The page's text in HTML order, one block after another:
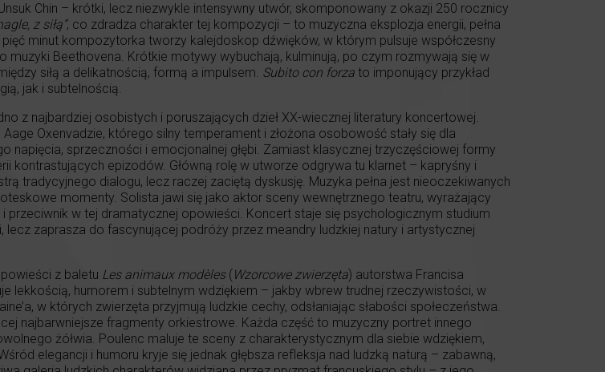
Chin – krótki, lecz niezwykle intensywny utwór, skomponowany z okazji 250 rocznicy
z siłą”, co zdradza charakter tej kompozycji – to muzyczna eksplozja energii, pełna
minut kompozytorka tworzy kalejdoskop dźwięków, w którym pulsuje współczesny
Beethovena. Krótkie motywy wybuchają, kulminują, po czym rozmywają się w
siłą a delikatnością, formą a impulsem. Subito con forza to imponujący przykład
jak i subtelnością.
z najbardziej osobistych i poruszających dzieł XX-wiecznej literatury koncertowej.
Oxenvadzie, którego silny temperament i złożona osobowość stały się dla
napięcia, sprzeczności i emocjonalnej głębi. Zamiast klasycznej trzyczęściowej formy
kontrastujących epizodów. Główną rolę w utworze odgrywa tu klarnet – kapryśny i
tradycyjnego dialogu, lecz raczej zaciętą dyskusję. Muzyka pełna jest nieoczekiwanych
momenty. Solista jawi się jako aktor sceny wewnętrznego teatru, wyrażający
w tej dramatycznej opowieści. Koncert staje się psychologicznym studium
lecz zaprasza do fascynującej podróży przez meandry ludzkiej natury i artystycznej
z baletu Les animaux modèles( Wzorcowe zwierzęta) autorstwa Francisa
lekkością, humorem i subtelnym wdziękiem – jakby wbrew trudnej rzeczywistości, w
w których zwierzęta przyjmują ludzkie cechy, odsłaniając słabości społeczeństwa.
najbarwniejsze fragmenty orkiestrowe. Każda część to muzyczny portret innego
żółwia. Poulenc maluje te sceny z charakterystycznym dla siebie wdziękiem,
elegancji i humoru kryje się jednak głębsza refleksja nad ludzką naturą – zabawną,